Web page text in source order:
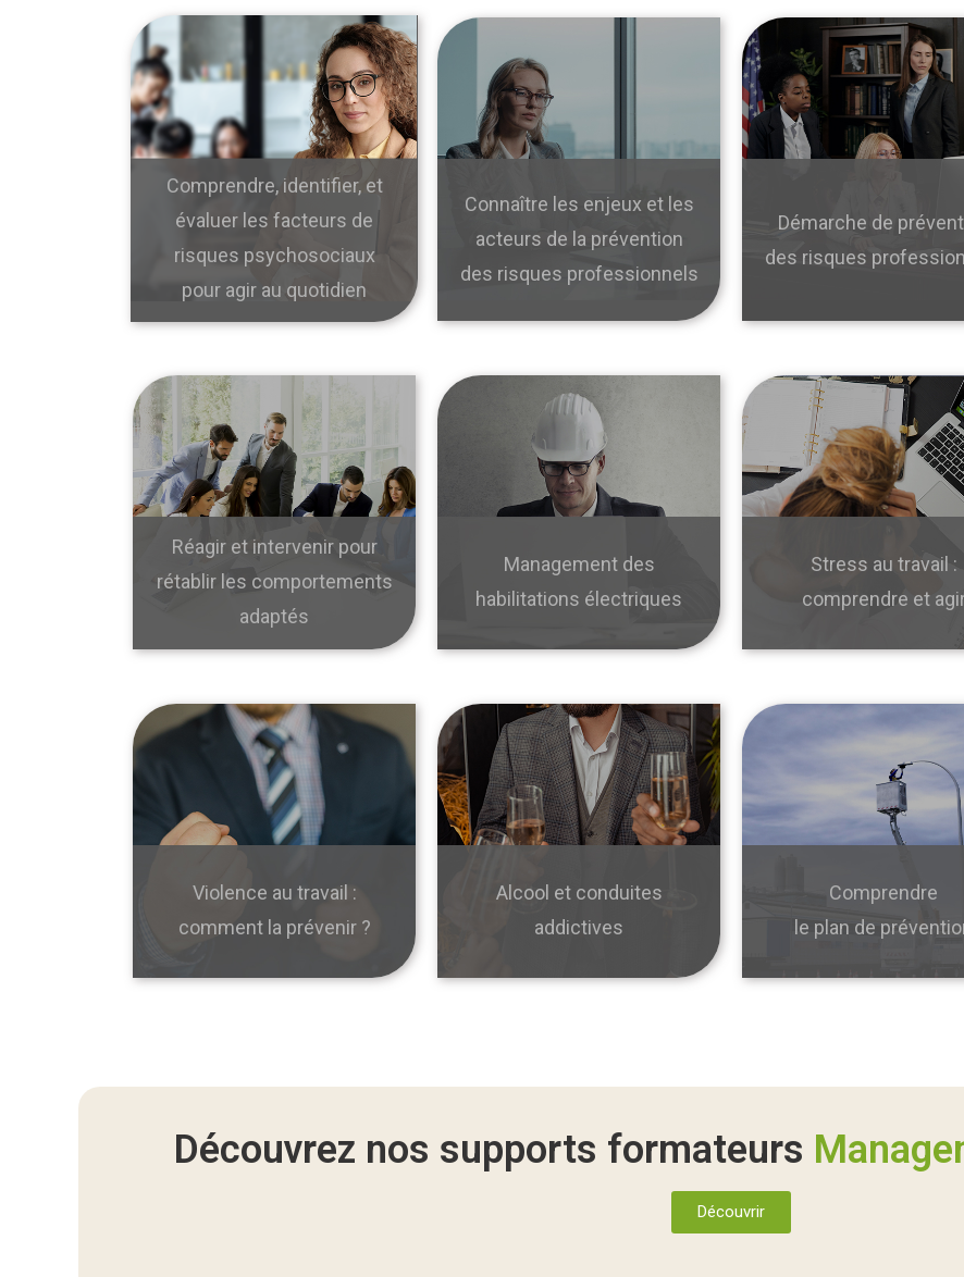
Comprendre, identifier, et
évaluer les facteurs de
risques psychosociaux
pour agir au quotidien
Connaître les enjeux et les
acteurs de la prévention
des risques professionnels
Démarche de
des risques
Réagir et intervenir pour
rétablir les comportements
adaptés
Management des
habilitations électriques
Stress au travail :
comprendre et
Violence au travail :
comment la prévenir ?
Alcool et conduites
addictives
Comprendre
le plan de
Découvrez nos supports formateurs
Découvrir